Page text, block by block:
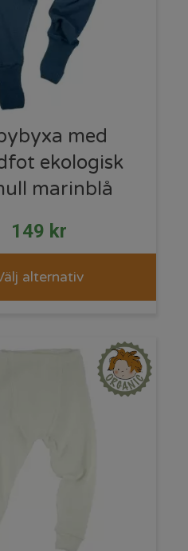
med
ekologisk
marinblå
149 kr
alternativ